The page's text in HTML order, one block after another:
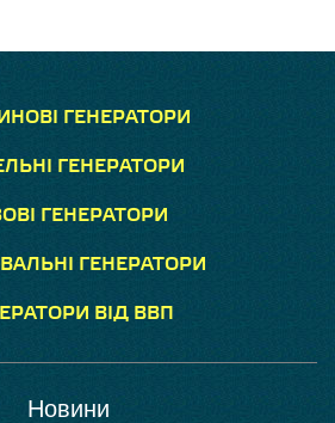
ГЕНЕРАТОРИ
ГЕНЕРАТОРИ
ГЕНЕРАТОРИ
ГЕНЕРАТОРИ
ВІД ВВП
Новини